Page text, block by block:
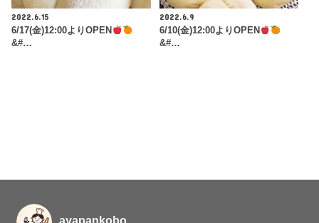
2022.6.15
6/17(金)12:00よりOPEN
&#…
2022.6.9
6/10(金)12:00よりOPEN
&#…